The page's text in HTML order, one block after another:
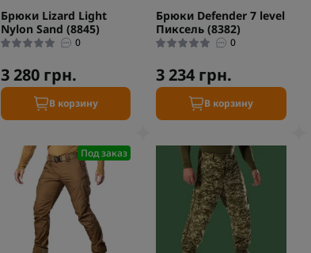
Брюки Lizard Light
Nylon Sand (8845)
0
3 280 грн.
В корзину
Брюки Defender 7 level
Пиксель (8382)
0
3 234 грн.
В корзину
Под заказ